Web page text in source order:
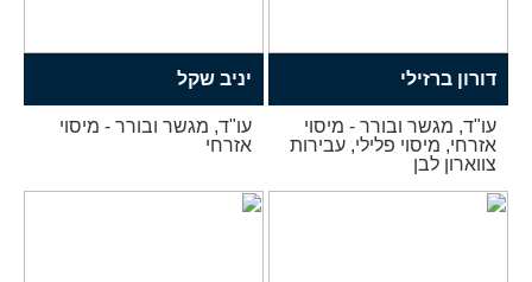
דורון ברזילי
עו"ד, מגשר ובורר - מיסוי
אזרחי, מיסוי פלילי, עבירות
צווארון לבן
יניב שקל
עו"ד, מגשר ובורר - מיסוי
אזרחי